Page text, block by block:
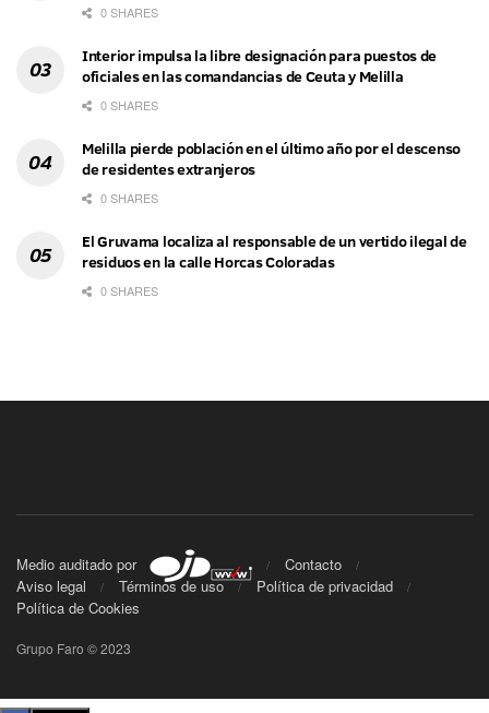
0 SHARES
Interior impulsa la libre designación para puestos de
oficiales en las comandancias de Ceuta y Melilla
0 SHARES
Melilla pierde población en el último año por el descenso
de residentes extranjeros
0 SHARES
El Gruvama localiza al responsable de un vertido ilegal de
residuos en la calle Horcas Coloradas
0 SHARES
Medio auditado por
Contacto
Aviso legal
Términos de uso
Política de privacidad
Política de Cookies
Grupo Faro © 2023